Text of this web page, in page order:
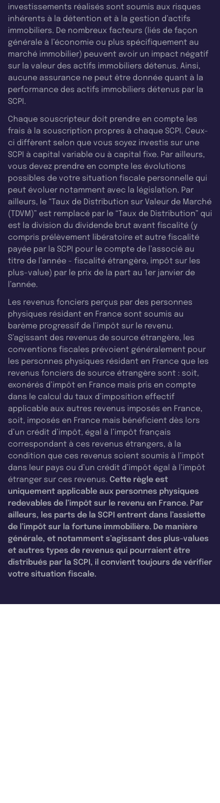
investissements réalisés sont soumis aux risques
inhérents à la détention et à la gestion d’actifs
immobiliers. De nombreux facteurs (liés de façon
générale à l’économie ou plus spécifiquement au
marché immobilier) peuvent avoir un impact négatif
sur la valeur des actifs immobiliers détenus. Ainsi,
aucune assurance ne peut être donnée quant à la
performance des actifs immobiliers détenus par la
SCPI.
Chaque souscripteur doit prendre en compte les
frais à la souscription propres à chaque SCPI. Ceux-
ci diffèrent selon que vous soyez investis sur une
SCPI à capital variable ou à capital fixe. Par ailleurs,
vous devez prendre en compte les évolutions
possibles de votre situation fiscale personnelle qui
peut évoluer notamment avec la législation. Par
ailleurs, le “Taux de Distribution sur Valeur de Marché
(TDVM)” est remplacé par le “Taux de Distribution” qui
est la division du dividende brut avant fiscalité (y
compris prélèvement libératoire et autre fiscalité
payée par la SCPI pour le compte de l’associé au
titre de l’année - fiscalité étrangère, impôt sur les
plus-value) par le prix de la part au 1er janvier de
l’année.
Les revenus fonciers perçus par des personnes
physiques résidant en France sont soumis au
barème progressif de l’impôt sur le revenu.
S’agissant des revenus de source étrangère, les
conventions fiscales prévoient généralement pour
les personnes physiques résidant en France que les
revenus fonciers de source étrangère sont : soit,
exonérés d’impôt en France mais pris en compte
dans le calcul du taux d’imposition effectif
applicable aux autres revenus imposés en France,
soit, imposés en France mais bénéficient dès lors
d’un crédit d’impôt, égal à l’impôt français
correspondant à ces revenus étrangers, à la
condition que ces revenus soient soumis à l’impôt
dans leur pays ou d’un crédit d’impôt égal à l’impôt
étranger sur ces revenus. Cette règle est
uniquement applicable aux personnes physiques
redevables de l’impôt sur le revenu en France. Par
ailleurs, les parts de la SCPI entrent dans l’assiette
de l’impôt sur la fortune immobilière. De manière
générale, et notamment s’agissant des plus-values
et autres types de revenus qui pourraient être
distribués par la SCPI, il convient toujours de vérifier
votre situation fiscale.